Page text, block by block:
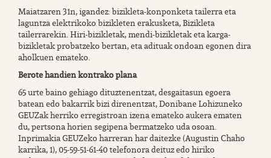
Maiatzaren 31n, igandez: bizikleta-konponketa tailerra eta
laguntza elektrikoko bizikleten erakusketa, Bizikleta
tailerrarekin. Hiri-bizikletak, mendi-bizikletak eta karga-
bizikletak probatzeko bertan, eta adituak ondoan egonen dira
aholkuen emateko.
Berote handien kontrako plana
65 urte baino gehiago dituztenentzat, desgaitasun egoera
batean edo bakarrik bizi direnentzat, Donibane Lohizuneko
GEUZak herriko erregistroan izena emateko aukera ematen
du, pertsona horien segipena bermatzeko uda osoan.
Inprimakia GEUZeko harreran har daitezke (Augustin Chaho
karrika, 1), 05-59-51-61-40 telefonora deituz edo hiriko